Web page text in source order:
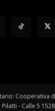
Cooperativa
- Calle 5